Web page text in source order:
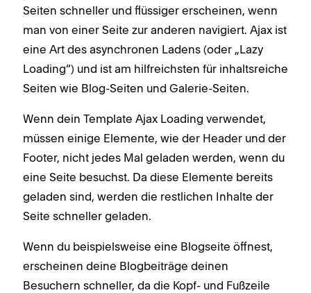
Seiten schneller und flüssiger erscheinen, wenn
man von einer Seite zur anderen navigiert. Ajax ist
eine Art des asynchronen Ladens (oder „Lazy
Loading“) und ist am hilfreichsten für inhaltsreiche
Seiten wie Blog-Seiten und Galerie-Seiten.
Wenn dein Template Ajax Loading verwendet,
müssen einige Elemente, wie der Header und der
Footer, nicht jedes Mal geladen werden, wenn du
eine Seite besuchst. Da diese Elemente bereits
geladen sind, werden die restlichen Inhalte der
Seite schneller geladen.
Wenn du beispielsweise eine Blogseite öffnest,
erscheinen deine Blogbeiträge deinen
Besuchern schneller, da die Kopf- und Fußzeile